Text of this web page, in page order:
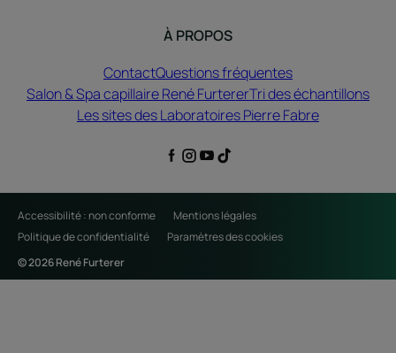
À PROPOS
ContactQuestions fréquentes
Salon & Spa capillaire René FurtererTri des échantillons
Les sites des Laboratoires Pierre Fabre
Accessibilité : non conforme
Mentions légales
Politique de confidentialité
Paramètres des cookies
© 2026 René Furterer